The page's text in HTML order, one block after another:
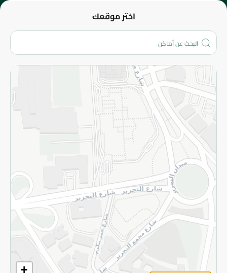
اختر موقعك
+
من نحن؟
الفروع
المزيد
الاسترجاع
سياسة الاستخدام
سياسة الخصوصية
قم بالتسجيل للنشرة
©2026 - Spinneys | جميع الحقوق محفوظة